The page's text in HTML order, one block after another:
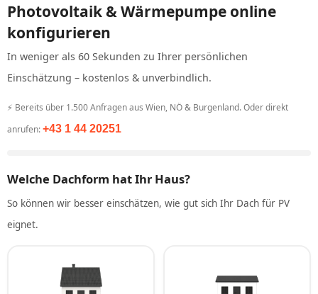
Photovoltaik & Wärmepumpe online
konfigurieren
In weniger als 60 Sekunden zu Ihrer persönlichen
Einschätzung – kostenlos & unverbindlich.
⚡ Bereits über 1.500 Anfragen aus Wien, NÖ & Burgenland. Oder direkt
anrufen:+43 1 44 20251
Welche Dachform hat Ihr Haus?
So können wir besser einschätzen, wie gut sich Ihr Dach für PV
eignet.